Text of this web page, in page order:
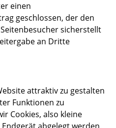
einen
geschlossen, der den
sicherstellt
an Dritte
attraktiv zu gestalten
Funktionen zu
Cookies, also kleine